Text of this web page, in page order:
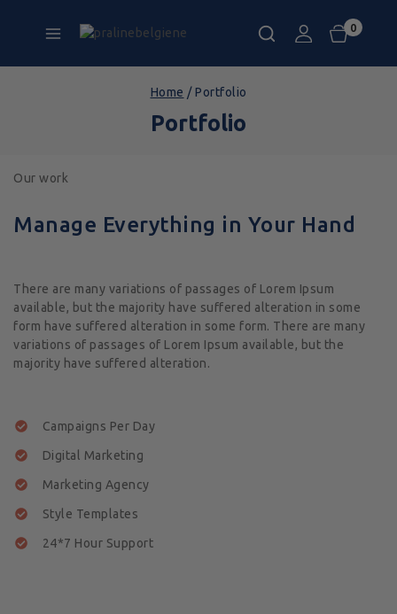
0
Home / Portfolio
Portfolio
Our work
Manage Everything in Your Hand
There are many variations of passages of Lorem Ipsum
available, but the majority have suffered alteration in some
form have suffered alteration in some form. There are many
variations of passages of Lorem Ipsum available, but the
majority have suffered alteration.
Campaigns Per Day
Digital Marketing
Marketing Agency
Style Templates
24*7 Hour Support